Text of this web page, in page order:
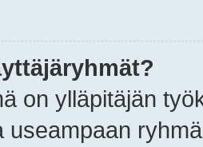
on ylläpitäjän
useampaan